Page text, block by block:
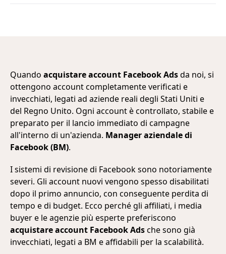
Quando acquistare account Facebook Adsda noi, si
ottengono account completamente verificati e
invecchiati, legati ad aziende reali degli Stati Uniti e
del Regno Unito. Ogni account è controllato, stabile e
preparato per il lancio immediato di campagne
all'interno di un'azienda. Manager aziendale di
Facebook (BM).
I sistemi di revisione di Facebook sono notoriamente
severi. Gli account nuovi vengono spesso disabilitati
dopo il primo annuncio, con conseguente perdita di
tempo e di budget. Ecco perché gli affiliati, i media
buyer e le agenzie più esperte preferiscono
acquistare account Facebook Adsche sono già
invecchiati, legati a BM e affidabili per la scalabilità.